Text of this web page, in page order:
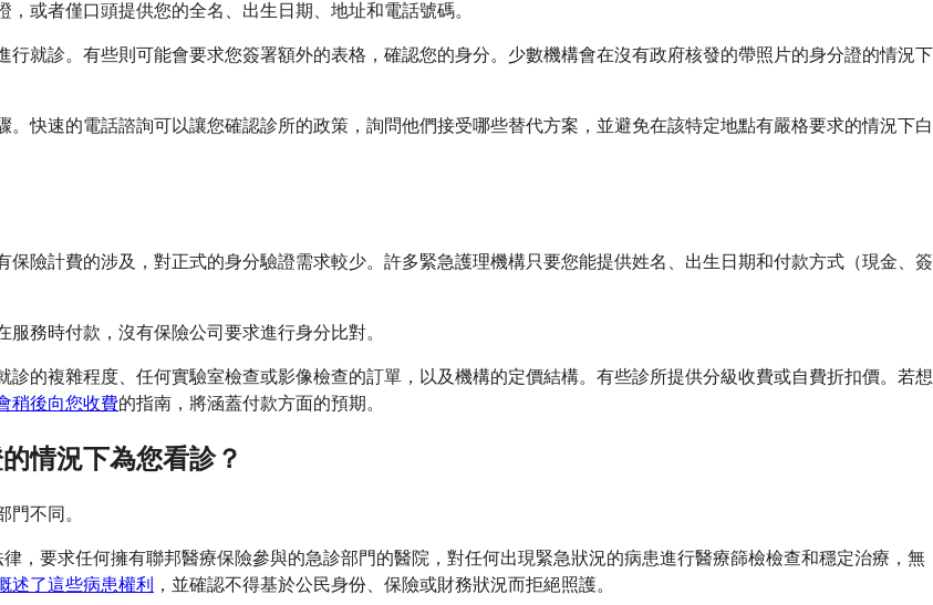
或者僅口頭提供您的全名、出生日期、地址和電話號碼。
就診。有些則可能會要求您簽署額外的表格，確認您的身分。少數機構會在沒有政府核發的帶照片的身分證的情況下
快速的電話諮詢可以讓您確認診所的政策，詢問他們接受哪些替代方案，並避免在該特定地點有嚴格要求的情況下白
險計費的涉及，對正式的身分驗證需求較少。許多緊急護理機構只要您能提供姓名、出生日期和付款方式（現金、簽
務時付款，沒有保險公司要求進行身分比對。
診的複雜程度、任何實驗室檢查或影像檢查的訂單，以及機構的定價結構。有些診所提供分級收費或自費折扣價。若想
稍後向您收費的指南，將涵蓋付款方面的預期。
情況下為您看診？
不同。
，要求任何擁有聯邦醫療保險參與的急診部門的醫院，對任何出現緊急狀況的病患進行醫療篩檢檢查和穩定治療，無
述了這些病患權利 ，並確認不得基於公民身份、保險或財務狀況而拒絕照護。